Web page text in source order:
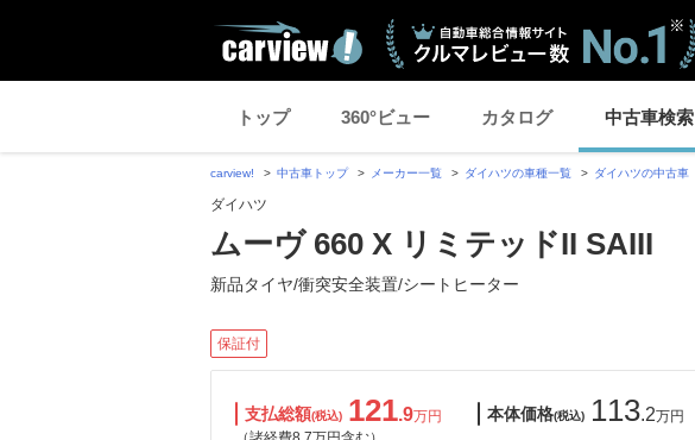
トップ 360°ビュー カタログ 中古車検索
carview! 中古車トップ メーカー一覧 ダイハツの車種一覧 ダイハツの中古車
ダイハツ
ムーヴ 660 X リミテッドII SAIII
新品タイヤ/衝突安全装置/シートヒーター
保証付
支払総額(税込) 121.9万円
本体価格(税込) 113.2万円